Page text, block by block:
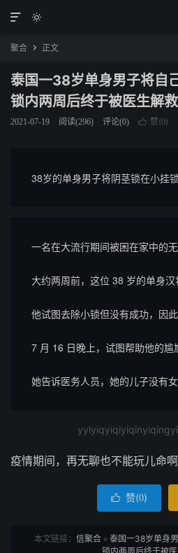


聚合  正文
泰国一38岁单身男子将自
锁内两周后终于被医生解救
2021-07-19 阅读(296) 评论(0)  赞(0)
38岁的单身男子将阴茎锁在小挂
一名在大流行期间被困在家中的
大约两周前，这位 38 岁的单身
他试图去除小锁但没有成功，因
7 月 16 日晚上，试图帮助他的
她告诉医务人员，她的儿子没有
疫情期间，再无聊也不能玩儿命啊
 赞(0)
本文链接： 信聚合» 泰国一38岁单身